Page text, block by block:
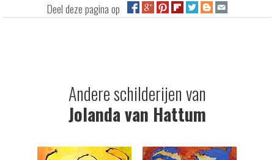
Deel deze pagina op
Andere schilderijen van
Jolanda van Hattum